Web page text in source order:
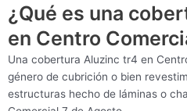
¿Qué es una
en Centro
Una cobertura Aluzinc tr4 en
género de cubrición o bien
estructuras hecho de láminas o